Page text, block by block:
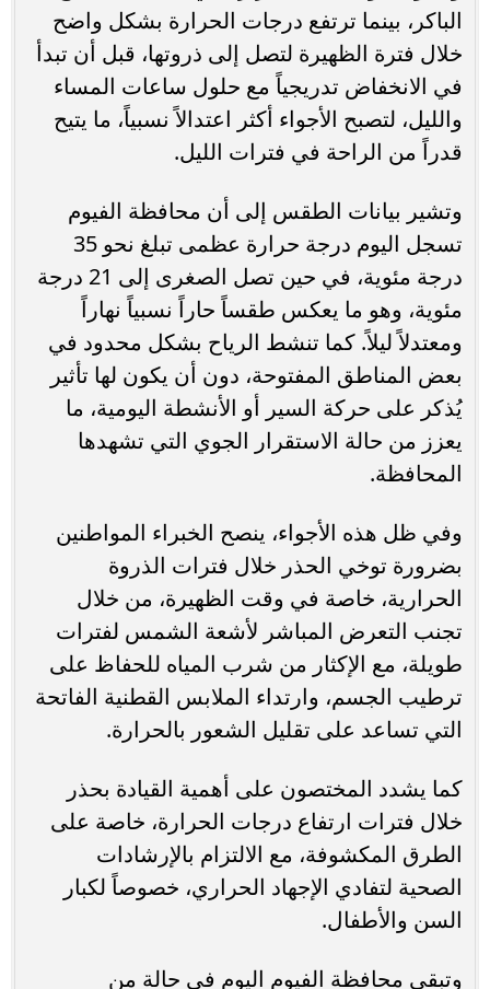
الباكر، بينما ترتفع درجات الحرارة بشكل واضح
خلال فترة الظهيرة لتصل إلى ذروتها، قبل أن تبدأ
في الانخفاض تدريجياً مع حلول ساعات المساء
والليل، لتصبح الأجواء أكثر اعتدالاً نسبياً، ما يتيح
قدراً من الراحة في فترات الليل.
وتشير بيانات الطقس إلى أن محافظة الفيوم
تسجل اليوم درجة حرارة عظمى تبلغ نحو 35
درجة مئوية، في حين تصل الصغرى إلى 21 درجة
مئوية، وهو ما يعكس طقساً حاراً نسبياً نهاراً
ومعتدلاً ليلاً. كما تنشط الرياح بشكل محدود في
بعض المناطق المفتوحة، دون أن يكون لها تأثير
يُذكر على حركة السير أو الأنشطة اليومية، ما
يعزز من حالة الاستقرار الجوي التي تشهدها
المحافظة.
وفي ظل هذه الأجواء، ينصح الخبراء المواطنين
بضرورة توخي الحذر خلال فترات الذروة
الحرارية، خاصة في وقت الظهيرة، من خلال
تجنب التعرض المباشر لأشعة الشمس لفترات
طويلة، مع الإكثار من شرب المياه للحفاظ على
ترطيب الجسم، وارتداء الملابس القطنية الفاتحة
التي تساعد على تقليل الشعور بالحرارة.
كما يشدد المختصون على أهمية القيادة بحذر
خلال فترات ارتفاع درجات الحرارة، خاصة على
الطرق المكشوفة، مع الالتزام بالإرشادات
الصحية لتفادي الإجهاد الحراري، خصوصاً لكبار
السن والأطفال.
وتبقى محافظة الفيوم اليوم في حالة من